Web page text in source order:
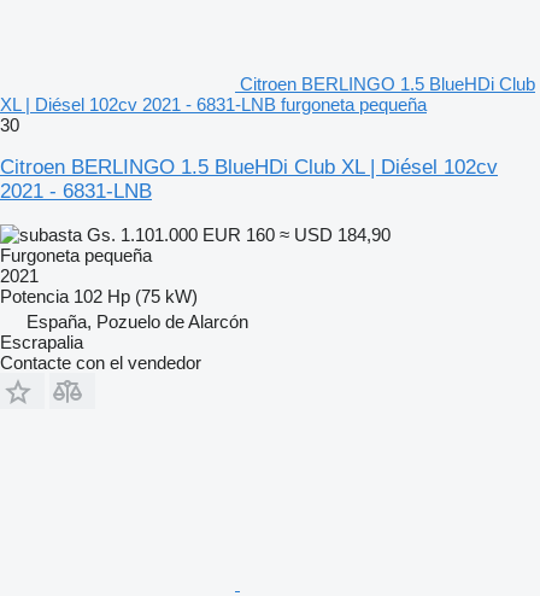
Citroen BERLINGO 1.5 BlueHDi Club
XL | Diésel 102cv 2021 - 6831-LNB furgoneta pequeña
30
Citroen BERLINGO 1.5 BlueHDi Club XL | Diésel 102cv
2021 - 6831-LNB
Gs. 1.101.000 EUR 160 ≈ USD 184,90
Furgoneta pequeña
2021
Potencia 102 Hp (75 kW)
España, Pozuelo de Alarcón
Escrapalia
Contacte con el vendedor